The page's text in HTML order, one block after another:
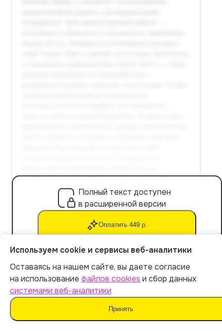
Полный текст доступен
в расширенной версии
Оплатить 449 р.
Глава 3. Практические аспекты
использования модуля 24c512
3.1 Методика подключения и настройки
Итог:449р.
Оплатить
Используем cookie и сервисы веб-аналитики
Оставаясь на нашем сайте, вы даете согласие
на использование файлов cookies и сбор данных
системами веб-аналитики
Принять